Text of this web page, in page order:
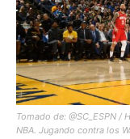
Tomado de: @SC_ESPN /
NBA. Jugando contra los